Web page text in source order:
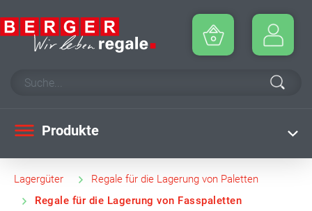
Produkte
Lagergüter
Regale für die Lagerung von Paletten
Regale für die Lagerung von Fasspaletten